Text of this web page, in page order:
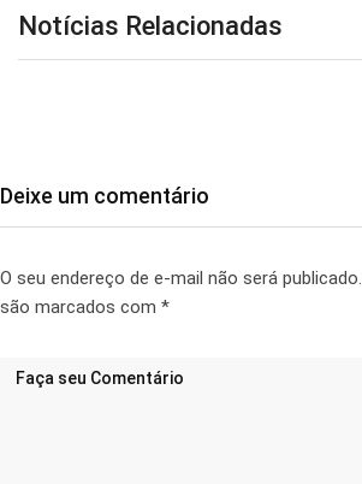
Notícias Relacionadas
Deixe um comentário
O seu endereço de e-mail não será publicado.
são marcados com *